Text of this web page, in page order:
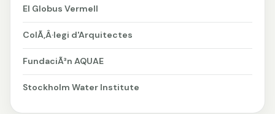
El Globus Vermell
ColÃ‚Â·legi d'Arquitectes
FundaciÃ³n AQUAE
Stockholm Water Institute